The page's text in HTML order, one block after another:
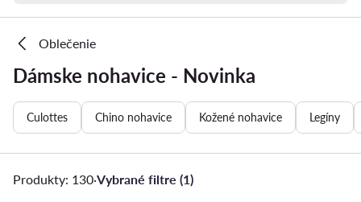
Oblečenie
Dámske nohavice - Novinka
Culottes Chino nohavice Kožené nohavice Legíny
Produkty: 130·Vybrané filtre (1)